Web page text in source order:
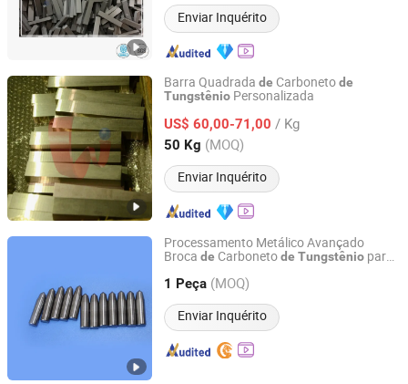
Enviar Inquérito
Barra Quadrada de Carbonetode
Tungstênio Personalizada
US$ 60,00-71,00 / Kg
50 Kg (MOQ)
Enviar Inquérito
Jiangxi Jiangwu Cemented Carbide Co., Ltd.
Jiangxi, China Desde 2020
Processamento Metálico Avançado
Broca de Carbonetode Tungstênio para
1 Peça (MOQ)
Enviar Inquérito
Zhuzhou Sanxin Cemented Carbide Manufacturing Co.,
Hunan, China Desde 2023